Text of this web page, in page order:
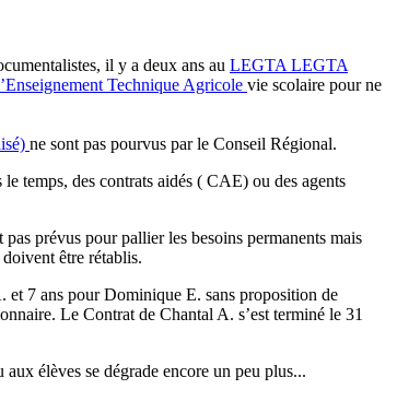
il y a deux ans au LEGTA LEGTA
Technique Agricole vie scolaire pour ne
ne sont pas pourvus par le Conseil Régional.
temps, des contrats aidés ( CAE) ou des agents
prévus pour pallier les besoins permanents mais
être rétablis.
et 7 ans pour Dominique E. sans proposition de
Le Contrat de Chantal A. s’est terminé le 31
élèves se dégrade encore un peu plus...